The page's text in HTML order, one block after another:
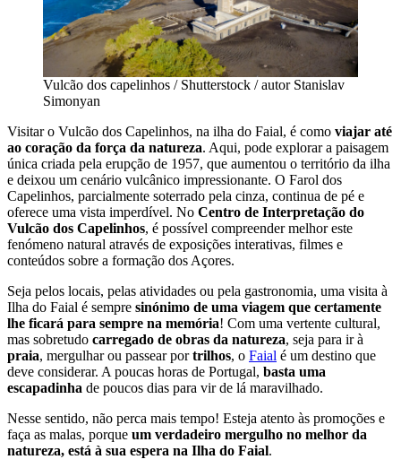
Vulcão dos capelinhos / Shutterstock / autor Stanislav
Simonyan
Visitar o Vulcão dos Capelinhos, na ilha do Faial, é como viajar até
ao coração da força da natureza. Aqui, pode explorar a paisagem
única criada pela erupção de 1957, que aumentou o território da ilha
e deixou um cenário vulcânico impressionante. O Farol dos
Capelinhos, parcialmente soterrado pela cinza, continua de pé e
oferece uma vista imperdível. No Centro de Interpretação do
Vulcão dos Capelinhos, é possível compreender melhor este
fenómeno natural através de exposições interativas, filmes e
conteúdos sobre a formação dos Açores.
Seja pelos locais, pelas atividades ou pela gastronomia, uma visita à
Ilha do Faial é sempre sinónimo de uma viagem que certamente
lhe ficará para sempre na memória! Com uma vertente cultural,
mas sobretudo carregado de obras da natureza, seja para ir à
praia, mergulhar ou passear portrilhos, o Faial é um destino que
deve considerar. A poucas horas de Portugal, basta uma
escapadinha de poucos dias para vir de lá maravilhado.
Nesse sentido, não perca mais tempo! Esteja atento às promoções e
faça as malas, porque um verdadeiro mergulho no melhor da
natureza, está à sua espera na Ilha do Faial.